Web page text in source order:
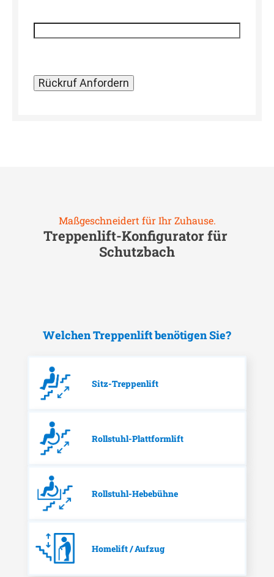
Maßgeschneidert für Ihr Zuhause.
Treppenlift-Konfigurator für
Schutzbach
Welchen Treppenlift benötigen Sie?
Sitz-Treppenlift
Rollstuhl-Plattformlift
Rollstuhl-Hebebühne
Homelift / Aufzug